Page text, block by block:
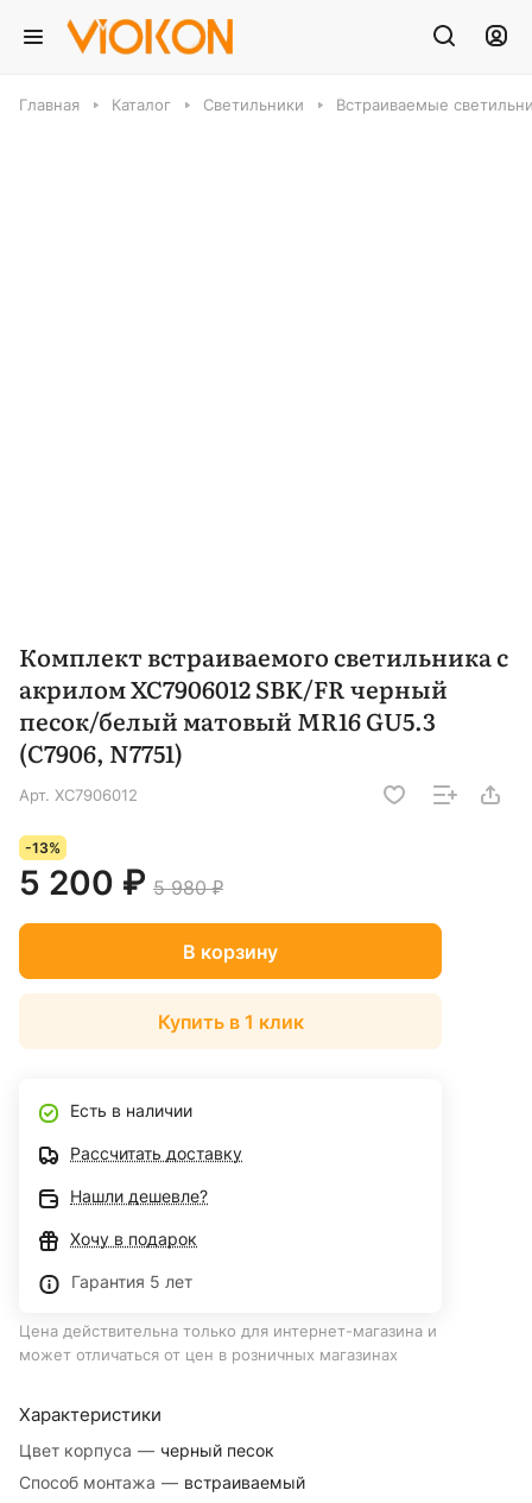
Главная Каталог Светильники Встраиваемые
Комплект встраиваемого светильника с
акрилом XC7906012 SBK/FR черный
песок/белый матовый MR16 GU5.3
(C7906, N7751)
Арт. XC7906012
Характеристики
Цвет корпуса — черный песок
Способ монтажа — встраиваемый
-13%
5 200 ₽ 5 980 ₽
В корзину
Купить в 1 клик
Есть в наличии
Рассчитать доставку
Нашли дешевле?
Хочу в подарок
Гарантия 5 лет
Цена действительна только для интернет-магазина и
может отличаться от цен в розничных магазинах